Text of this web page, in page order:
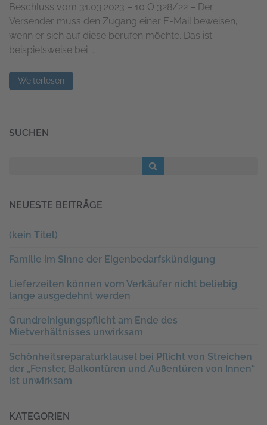
Beschluss vom 31.03.2023 – 10 O 328/22 – Der
Versender muss den Zugang einer E-Mail beweisen,
wenn er sich auf diese berufen möchte. Das ist
beispielsweise bei …
Weiterlesen
SUCHEN
NEUESTE BEITRÄGE
(kein Titel)
Familie im Sinne der Eigenbedarfskündigung
Lieferzeiten können vom Verkäufer nicht beliebig
lange ausgedehnt werden
Grundreinigungspflicht am Ende des
Mietverhältnisses unwirksam
Schönheitsreparaturklausel bei Pflicht von Streichen
der „Fenster, Balkontüren und Außentüren von Innen“
ist unwirksam
KATEGORIEN